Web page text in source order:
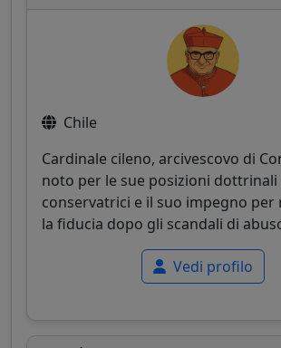
Chile
Cardinale cileno, arcivescovo di
noto per le sue posizioni dottrinali
conservatrici e il suo impegno
la fiducia dopo gli scandali di
Vedi profilo